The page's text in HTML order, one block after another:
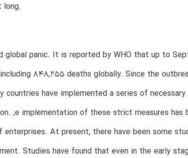
long.
panic. It is reported by WHO that up to
848,255 deaths globally. Since the
have implemented a series of necessary
,e implementation of these strict measures has
At present, there have been some
Studies have found that even in the early